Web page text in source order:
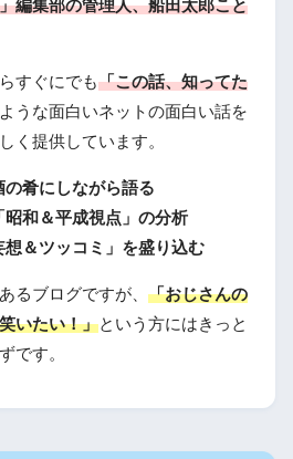
編集部の管理人、船田太郎こと
すぐにでも「この話、知ってた
うな面白いネットの面白い話を
く提供しています。
肴にしながら語る
和＆平成視点」の分析
想＆ツッコミ」を盛り込む
るブログですが、 「おじさんの
いたい！」という方にはきっと
です。